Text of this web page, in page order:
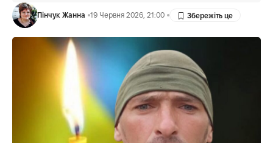
Пінчук Жанна 19 Червня 2026, 21:00